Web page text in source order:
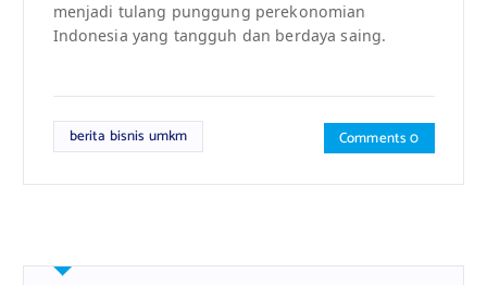
menjadi tulang punggung perekonomian
Indonesia yang tangguh dan berdaya saing.
berita bisnis umkm Comments 0